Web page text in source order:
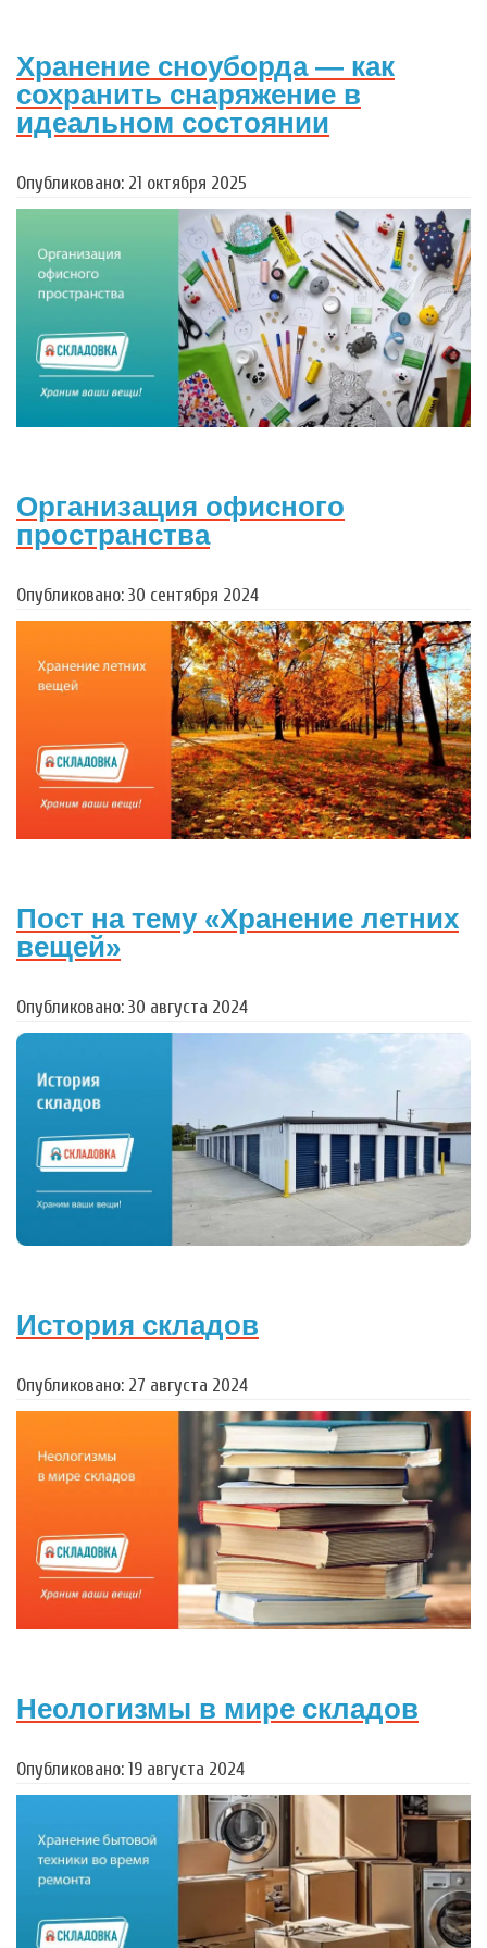
Хранение сноуборда — как
сохранить снаряжение в
идеальном состоянии
Опубликовано: 21 октября 2025
Организация офисного
пространства
Опубликовано: 30 сентября 2024
Пост на тему «Хранение летних
вещей»
Опубликовано: 30 августа 2024
История складов
Опубликовано: 27 августа 2024
Неологизмы в мире складов
Опубликовано: 19 августа 2024